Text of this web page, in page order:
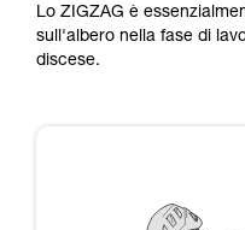
attività. Ne
vengono qui
Lo ZIGZAG è
sull'albero nella fase di
discese.